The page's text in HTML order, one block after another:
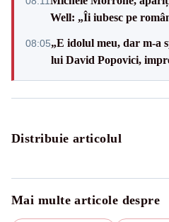
Well: „Îi iubesc pe
08:05„E idolul meu, dar m-a
lui David Popovici,
Distribuie articolul
Mai multe articole despre